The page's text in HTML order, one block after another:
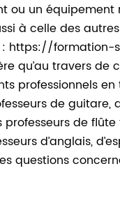
ou un
à celle des
: https://
qu’au travers de
professionnels
de guitare,
de
d’anglais,
questions